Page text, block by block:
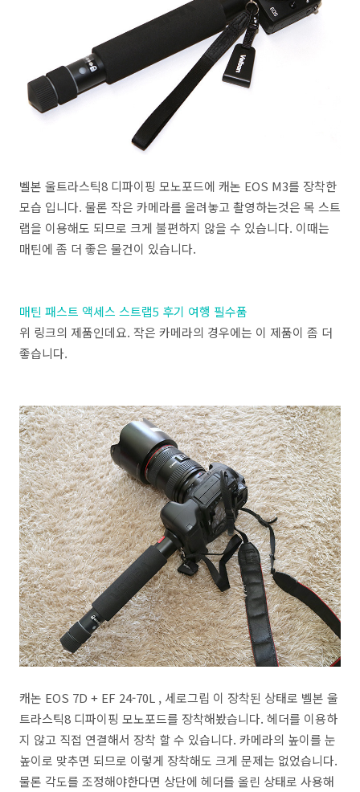
벨본 울트라스틱8 디파이핑 모노포드에 캐논 EOS M3를 장착한
모습 입니다. 물론 작은 카메라를 올려놓고 촬영하는것은 목 스트
랩을 이용해도 되므로 크게 불편하지 않을 수 있습니다. 이때는
매틴에 좀 더 좋은 물건이 있습니다.
매틴 패스트 액세스 스트랩5 후기 여행 필수품
위 링크의 제품인데요. 작은 카메라의 경우에는 이 제품이 좀 더
좋습니다.
캐논 EOS 7D + EF 24-70L , 세로그립 이 장착된 상태로 벨본 울
트라스틱8 디파이핑 모노포드를 장착해봤습니다. 헤더를 이용하
지 않고 직접 연결해서 장착 할 수 있습니다. 카메라의 높이를 눈
높이로 맞추면 되므로 이렇게 장착해도 크게 문제는 없었습니다.
물론 각도를 조정해야한다면 상단에 헤더를 올린 상태로 사용해